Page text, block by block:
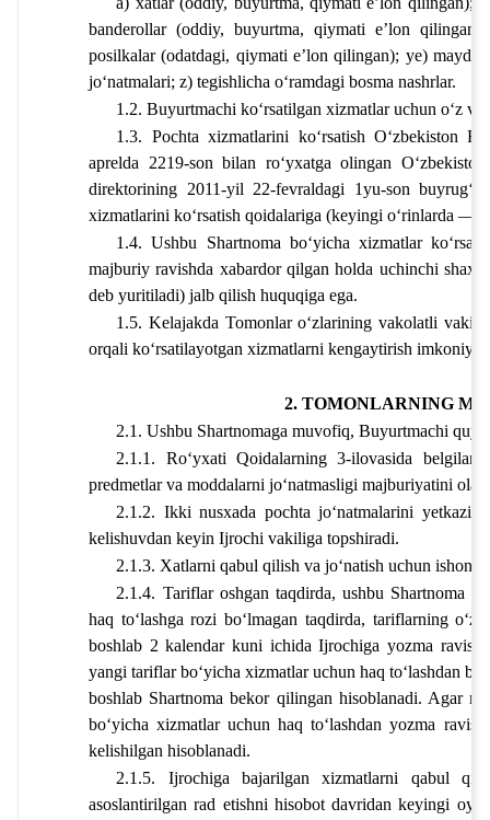
banderollar (oddiy, buyurtma, qiymati eʼlon
posilkalar (odatdagi, qiymati eʼlon qilingan); ye)
joʻnatmalari; z) tegishlicha oʻramdagi bosma nashrlar.
1.2. Buyurtmachi koʻrsatilgan xizmatlar uchun oʻz
1.3. Pochta xizmatlarini koʻrsatish Oʻzbekiston
aprelda 2219-son bilan roʻyxatga olingan
direktorining 2011-yil 22-fevraldagi 1yu-son
xizmatlarini koʻrsatish qoidalariga (keyingi oʻrinlarda —
1.4. Ushbu Shartnoma boʻyicha xizmatlar
majburiy ravishda xabardor qilgan holda uchinchi
deb yuritiladi) jalb qilish huquqiga ega.
1.5. Kelajakda Tomonlar oʻzlarining vakolatli
orqali koʻrsatilayotgan xizmatlarni kengaytirish
2. TOMONLARNING
2.1. Ushbu Shartnomaga muvofiq, Buyurtmachi
2.1.1. Roʻyxati Qoidalarning 3-ilovasida
predmetlar va moddalarni joʻnatmasligi majburiyatini
2.1.2. Ikki nusxada pochta joʻnatmalarini
kelishuvdan keyin Ijrochi vakiliga topshiradi.
2.1.3. Xatlarni qabul qilish va joʻnatish uchun
2.1.4. Tariflar oshgan taqdirda, ushbu Shartnoma
haq toʻlashga rozi boʻlmagan taqdirda, tariflarning
boshlab 2 kalendar kuni ichida Ijrochiga yozma
yangi tariflar boʻyicha xizmatlar uchun haq toʻlashdan
boshlab Shartnoma bekor qilingan hisoblanadi. Agar
boʻyicha xizmatlar uchun haq toʻlashdan yozma
kelishilgan hisoblanadi.
2.1.5. Ijrochiga bajarilgan xizmatlarni qabul
asoslantirilgan rad etishni hisobot davridan keyingi